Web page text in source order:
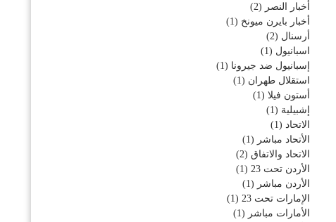
أخبار النصر (2)
أخبار بايرن ميونخ (1)
أرسنال (2)
اسبانيول (1)
إسبانيول ضد جيرونا (1)
استقلال طهران (1)
أستون فيلا (1)
إشبيلية (1)
الاتحاد (1)
الأتحاد مباشر (1)
الاتحاد والاتفاق (2)
الأردن تحت 23
(1)
الأردن مباشر (1)
الإمارات تحت 23
(1)
الأمارات مباشر (1)